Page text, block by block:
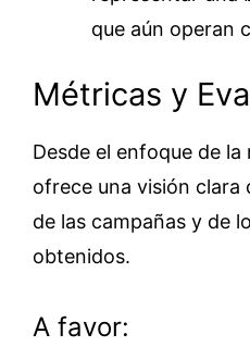
que aún operan
Métricas y
Desde el enfoque de
ofrece una visión
de las campañas y de
obtenidos.
A favor: